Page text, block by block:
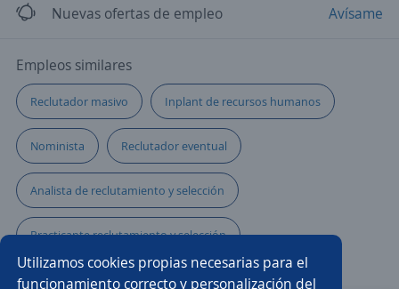
Utilizamos cookies propias necesarias para el
funcionamiento correcto y personalización del
Nuevas ofertas de empleo Avísame
Empleos similares
Reclutador masivo Inplant de recursos humanos
Nominista Reclutador eventual
Analista de reclutamiento y selección
Practicante reclutamiento y selección
Gerente de reclutamiento y selección